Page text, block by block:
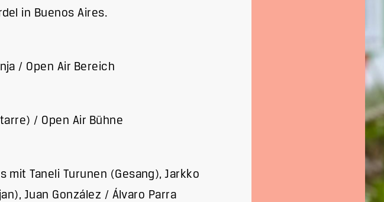
in Buenos Aires.
/ Open Air Bereich
/ Open Air Bühne
mit Taneli Turunen (Gesang), Jarkko
Juan González / Álvaro Parra